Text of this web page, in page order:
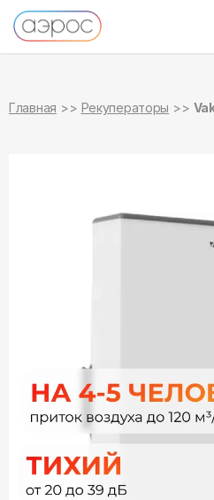
Главная Рекуператоры
в наличии